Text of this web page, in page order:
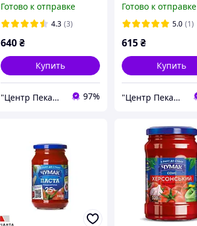
Готово к отправке
4.3 (3)
640₴
Купить
"Центр Пекарей "АРИАНТА" ООО 97%
Готово к отправке
5.0 (1)
615₴
Купить
"Центр Пекарей "АРИАНТА" ООО